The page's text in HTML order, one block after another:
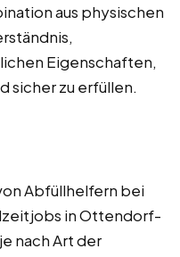
aus physischen
Eigenschaften,
sicher zu erfüllen.
Abfüllhelfern bei
in Ottendorf-
nach Art der